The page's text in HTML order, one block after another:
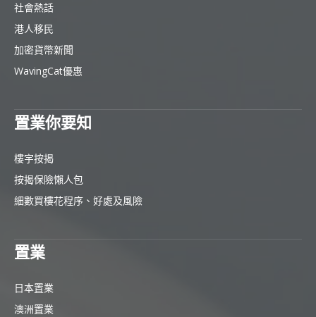
社會熱話
港人移民
加密貨幣新聞
WavingCat優惠
置業你要知
樓宇按揭
按揭保險懶人包
細數買樓花程序、好處及風險
置業
日本置業
澳洲置業